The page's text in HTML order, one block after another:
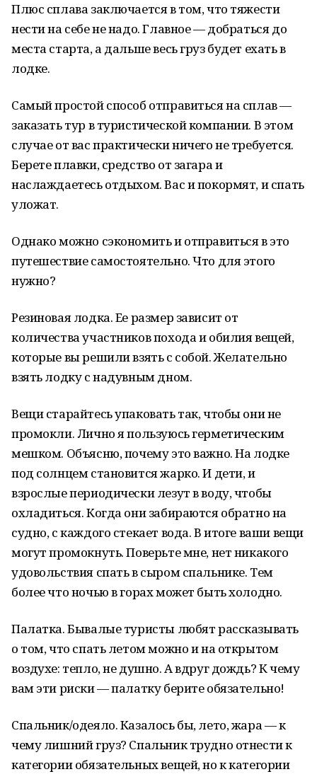
Плюс сплава заключается в том, что тяжести
нести на себе не надо. Главное — добраться до
места старта, а дальше весь груз будет ехать в
лодке.
Самый простой способ отправиться на сплав —
заказать тур в туристической компании. В этом
случае от вас практически ничего не требуется.
Берете плавки, средство от загара и
наслаждаетесь отдыхом. Вас и покормят, и спать
уложат.
Однако можно сэкономить и отправиться в это
путешествие самостоятельно. Что для этого
нужно?
Резиновая лодка. Ее размер зависит от
количества участников похода и обилия вещей,
которые вы решили взять с собой. Желательно
взять лодку с надувным дном.
Вещи старайтесь упаковать так, чтобы они не
промокли. Лично я пользуюсь герметическим
мешком. Объясню, почему это важно. На лодке
под солнцем становится жарко. И дети, и
взрослые периодически лезут в воду, чтобы
охладиться. Когда они забираются обратно на
судно, с каждого стекает вода. В итоге ваши вещи
могут промокнуть. Поверьте мне, нет никакого
удовольствия спать в сыром спальнике. Тем
более что ночью в горах может быть холодно.
Палатка. Бывалые туристы любят рассказывать
о том, что спать летом можно и на открытом
воздухе: тепло, не душно. А вдруг дождь? К чему
вам эти риски — палатку берите обязательно!
Спальник/одеяло. Казалось бы, лето, жара — к
чему лишний груз? Спальник трудно отнести к
категории обязательных вещей, но к категории